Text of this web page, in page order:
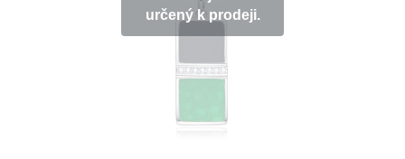
určený k prodeji.